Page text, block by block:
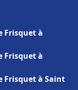
Frisquet à
Frisquet à
Frisquet à Saint